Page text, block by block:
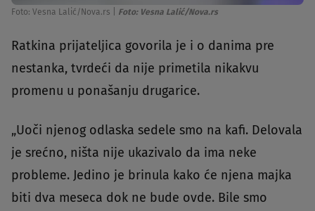
Foto: Vesna Lalić/Nova.rs Foto: Vesna Lalić/Nova.rs
Ratkina prijateljica govorila je i o danima pre
nestanka, tvrdeći da nije primetila nikakvu
promenu u ponašanju drugarice.
„Uoči njenog odlaska sedele smo na kafi. Delovala
je srećno, ništa nije ukazivalo da ima neke
probleme. Jedino je brinula kako će njena majka
biti dva meseca dok ne bude ovde. Bile smo